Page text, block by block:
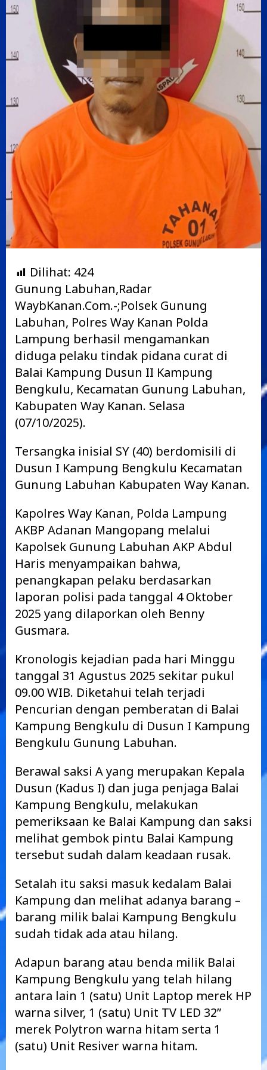
Dilihat: 424
Gunung Labuhan,Radar
WaybKanan.Com.-;Polsek Gunung
Labuhan, Polres Way Kanan Polda
Lampung berhasil mengamankan
diduga pelaku tindak pidana curat di
Balai Kampung Dusun II Kampung
Bengkulu, Kecamatan Gunung Labuhan,
Kabupaten Way Kanan. Selasa
(07/10/2025).
Tersangka inisial SY (40) berdomisili di
Dusun I Kampung Bengkulu Kecamatan
Gunung Labuhan Kabupaten Way Kanan.
Kapolres Way Kanan, Polda Lampung
AKBP Adanan Mangopang melalui
Kapolsek Gunung Labuhan AKP Abdul
Haris menyampaikan bahwa,
penangkapan pelaku berdasarkan
laporan polisi pada tanggal 4 Oktober
2025 yang dilaporkan oleh Benny
Gusmara.
Kronologis kejadian pada hari Minggu
tanggal 31 Agustus 2025 sekitar pukul
09.00 WIB. Diketahui telah terjadi
Pencurian dengan pemberatan di Balai
Kampung Bengkulu di Dusun I Kampung
Bengkulu Gunung Labuhan.
Berawal saksi A yang merupakan Kepala
Dusun (Kadus I) dan juga penjaga Balai
Kampung Bengkulu, melakukan
pemeriksaan ke Balai Kampung dan saksi
melihat gembok pintu Balai Kampung
tersebut sudah dalam keadaan rusak.
Setalah itu saksi masuk kedalam Balai
Kampung dan melihat adanya barang –
barang milik balai Kampung Bengkulu
sudah tidak ada atau hilang.
Adapun barang atau benda milik Balai
Kampung Bengkulu yang telah hilang
antara lain 1 (satu) Unit Laptop merek HP
warna silver, 1 (satu) Unit TV LED 32”
merek Polytron warna hitam serta 1
(satu) Unit Resiver warna hitam.